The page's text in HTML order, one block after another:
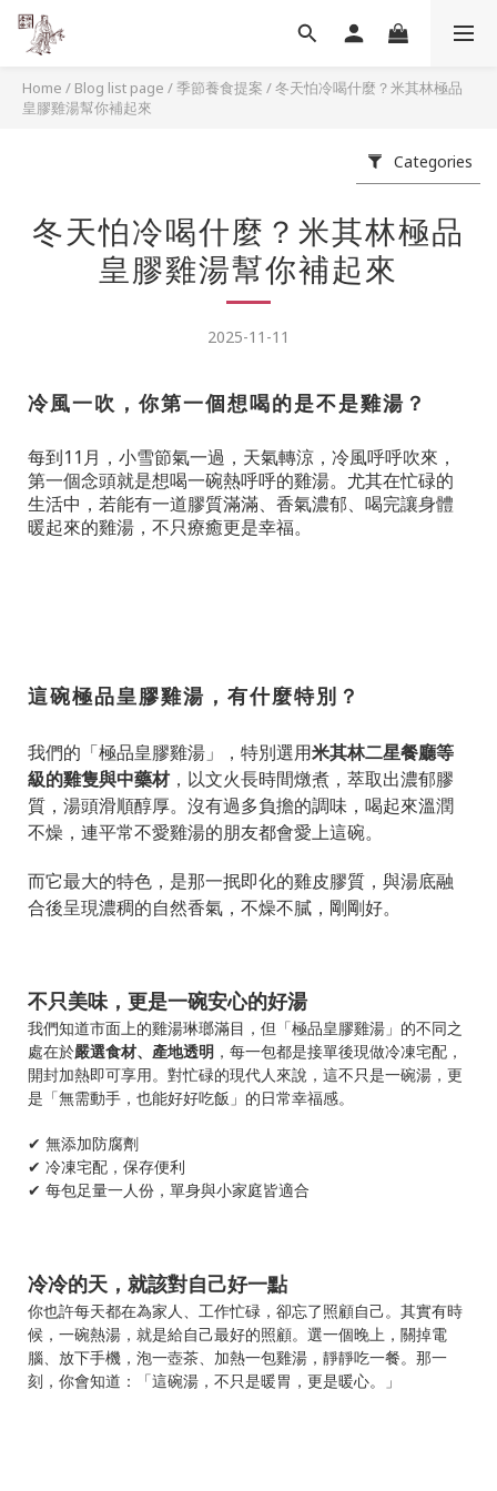
Home / Blog list page /季節養食提案 /冬天怕冷喝什麼？米其林極品
皇膠雞湯幫你補起來
Categories
冬天怕冷喝什麼？米其林極品
皇膠雞湯幫你補起來
2025-11-11
冷風一吹，你第一個想喝的是不是雞湯？
每到11月，小雪節氣一過，天氣轉涼，冷風呼呼吹來，
第一個念頭就是想喝一碗熱呼呼的雞湯。尤其在忙碌的
生活中，若能有一道膠質滿滿、香氣濃郁、喝完讓身體
暖起來的雞湯，不只療癒更是幸福。
這碗極品皇膠雞湯，有什麼特別？
我們的「極品皇膠雞湯」，特別選用米其林二星餐廳等
級的雞隻與中藥材，以文火長時間燉煮，萃取出濃郁膠
質，湯頭滑順醇厚。沒有過多負擔的調味，喝起來溫潤
不燥，連平常不愛雞湯的朋友都會愛上這碗。
而它最大的特色，是那一抿即化的雞皮膠質，與湯底融
合後呈現濃稠的自然香氣，不燥不膩，剛剛好。
不只美味，更是一碗安心的好湯
我們知道市面上的雞湯琳瑯滿目，但「極品皇膠雞湯」的不同之
處在於嚴選食材、產地透明 ，每一包都是接單後現做冷凍宅配，
開封加熱即可享用。對忙碌的現代人來說，這不只是一碗湯，更
是「無需動手，也能好好吃飯」的日常幸福感。
✔ 無添加防腐劑
✔ 冷凍宅配，保存便利
✔ 每包足量一人份，單身與小家庭皆適合
冷冷的天，就該對自己好一點
你也許每天都在為家人、工作忙碌，卻忘了照顧自己。其實有時
候，一碗熱湯，就是給自己最好的照顧。選一個晚上，關掉電
腦、放下手機，泡一壺茶、加熱一包雞湯，靜靜吃一餐。那一
刻，你會知道：「這碗湯，不只是暖胃，更是暖心。」